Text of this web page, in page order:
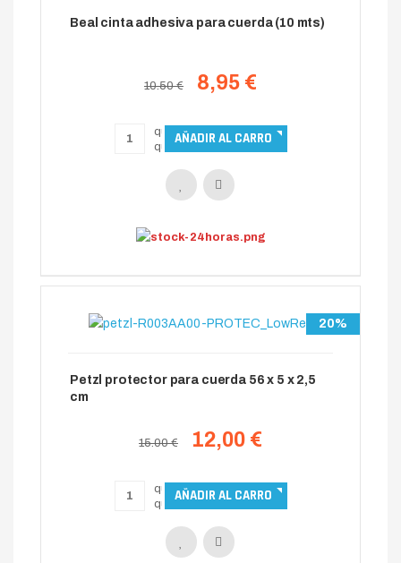
Beal cinta adhesiva para cuerda (10 mts)
10.50 € 8,95 €
20%
Petzl protector para cuerda 56 x 5 x 2,5
cm
15.00 € 12,00 €